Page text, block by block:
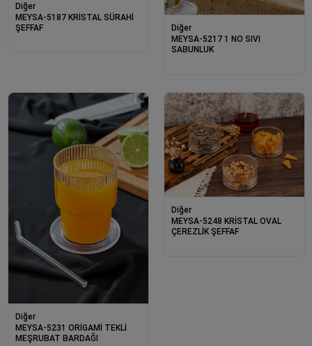
Diğer
MEYSA-5187 KRİSTAL SÜRAHİ
ŞEFFAF
Diğer
MEYSA-5217 1 NO SIVI
SABUNLUK
Diğer
MEYSA-5231 ORİGAMİ TEKLİ
MEŞRUBAT BARDAĞI
Diğer
MEYSA-5248 KRİSTAL OVAL
ÇEREZLİK ŞEFFAF